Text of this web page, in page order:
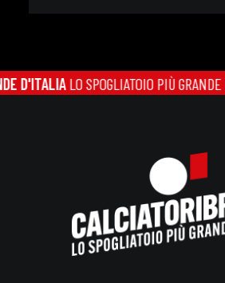
LO SPOGLIATOIO PIÙ GRANDE D'ITALIA